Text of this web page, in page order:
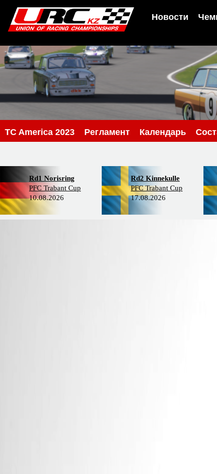
Новости
TC America 2023 Регламент Календарь
Rd1 Norisring
PFC Trabant Cup
10.08.2026
Rd2 Kinnekulle
PFC Trabant Cup
17.08.2026